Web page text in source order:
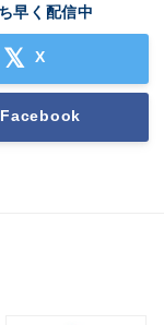
早く配信中
X
Facebook